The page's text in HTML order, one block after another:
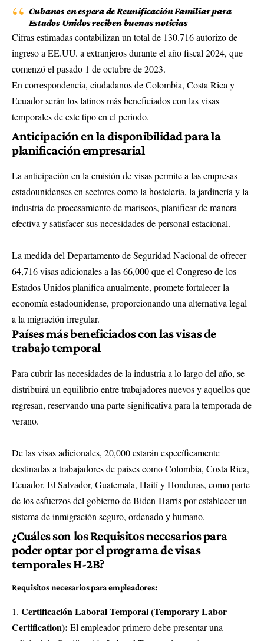
Cubanos en espera de Reunificación Familiar para
Estados Unidos reciben buenas noticias
Cifras estimadas contabilizan un total de 130.716 autorizo de
ingreso a EE.UU. a extranjeros durante el año fiscal 2024, que
comenzó el pasado 1 de octubre de 2023.
En correspondencia, ciudadanos de Colombia, Costa Rica y
Ecuador serán los latinos más beneficiados con las visas
temporales de este tipo en el periodo.
Anticipación en la disponibilidad para la
planificación empresarial
La anticipación en la emisión de visas permite a las empresas
estadounidenses en sectores como la hostelería, la jardinería y la
industria de procesamiento de mariscos, planificar de manera
efectiva y satisfacer sus necesidades de personal estacional.
La medida del Departamento de Seguridad Nacional de ofrecer
64,716 visas adicionales a las 66,000 que el Congreso de los
Estados Unidos planifica anualmente, promete fortalecer la
economía estadounidense, proporcionando una alternativa legal
a la migración irregular.
Países más beneficiados con las visas de
trabajo temporal
Para cubrir las necesidades de la industria a lo largo del año, se
distribuirá un equilibrio entre trabajadores nuevos y aquellos que
regresan, reservando una parte significativa para la temporada de
verano.
De las visas adicionales, 20,000 estarán específicamente
destinadas a trabajadores de países como Colombia, Costa Rica,
Ecuador, El Salvador, Guatemala, Haití y Honduras, como parte
de los esfuerzos del gobierno de Biden-Harris por establecer un
sistema de inmigración seguro, ordenado y humano.
¿Cuáles son los Requisitos necesarios para
poder optar por el programa de visas
temporales H-2B?
Requisitos necesarios paraempleadores:
Certificación Laboral Temporal (Temporary Labor
Certification): El empleador primero debe presentar una